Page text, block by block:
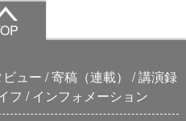
ュー 寄稿（連載）
講演録
フ
インフォメーション